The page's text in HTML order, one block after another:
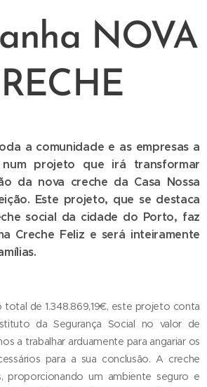
NOVA
a comunidade e as empresas a
projeto que irá transformar
da nova creche da Casa Nossa
Este projeto, que se destaca
social da cidade do Porto, faz
Creche Feliz e será inteiramente
total de 1.348.869,19€, este projeto conta
da Segurança Social no valor de
a trabalhar arduamente para angariar os
para a sua conclusão. A creche
proporcionando um ambiente seguro e